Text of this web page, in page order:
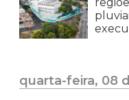
quarta-feira, 08